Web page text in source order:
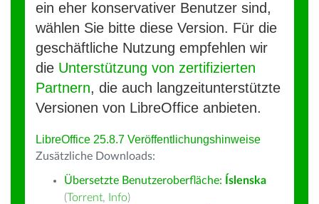
ein eher konservativer Benutzer sind,
wählen Sie bitte diese Version. Für die
geschäftliche Nutzung empfehlen wir
die Unterstützung von zertifizierten
Partnern, die auch langzeitunterstützte
Versionen von LibreOffice anbieten.
LibreOffice 25.8.7 Veröffentlichungshinweise
Zusätzliche Downloads:
Übersetzte Benutzeroberfläche:
Íslenska
(Torrent, Info)